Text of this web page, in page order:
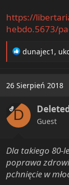
https://
hebdo.5673/
R
t
o
n
s
dunajec1 ,
26 Sierpień 2018
OPD Guest
Dla takiego 80-
poprawa
pchnięcie w